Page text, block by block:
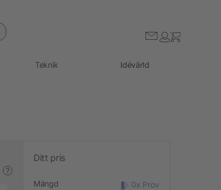
Teknik Idévärld
?
Ditt pris
Mängd 0x Prov